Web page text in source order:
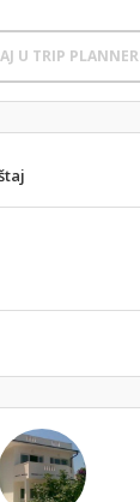
U TRIP PLANNER